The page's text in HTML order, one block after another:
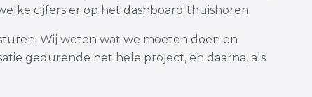
cijfers er op het dashboard thuishoren.
Wij weten wat we moeten doen en
gedurende het hele project, en daarna, als